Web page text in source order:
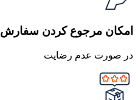
امکان مرجوع کردن سفارش
در صورت عدم رضایت